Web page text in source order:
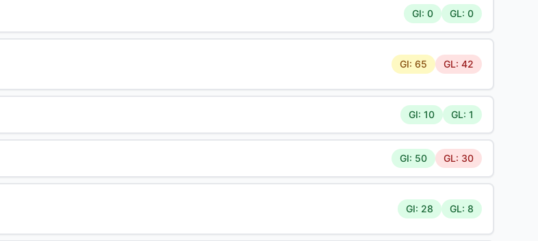
GI: 0 GL: 0
GI: 65 GL: 42
GI: 10 GL: 1
GI: 50 GL: 30
GI: 28 GL: 8